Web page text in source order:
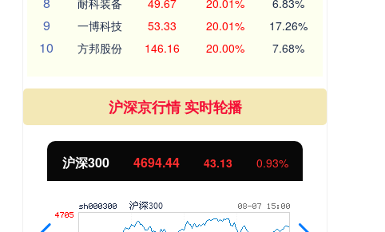
耐科装备 49.67 20.01% 6.83%
9 一博科技 53.33 20.01% 17.26%
10 方邦股份 146.16 20.00% 7.68%
沪深京行情 实时轮播
沪深300 4694.44 43.13 0.93%